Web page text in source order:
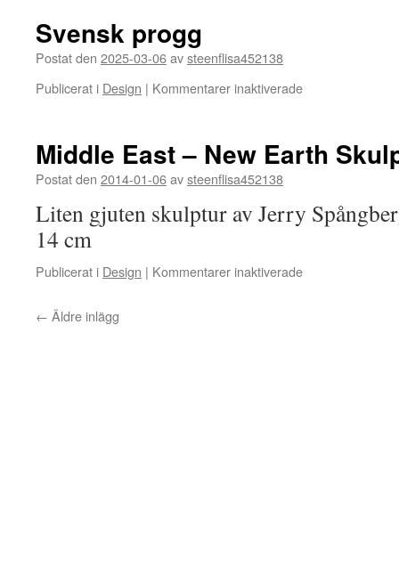
Svensk progg
Postat den 2025-03-06avsteenflisa452138
Publicerat i Design | Kommentarer inaktiveradeför
Middle East – New Earth
Postat den 2014-01-06avsteenflisa452138
Liten gjuten skulptur av Jerry
14 cm
Publicerat i Design | Kommentarer inaktiveradeför
← Äldre inlägg